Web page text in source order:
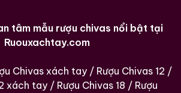
tâm mẫu rượu chivas nổi bật tại
Ruouxachtay.com
Chivas xách tay / Rượu Chivas 12 /
xách tay / Rượu Chivas 18 / Rượu